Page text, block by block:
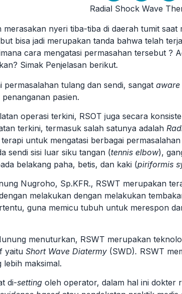
merasakan nyeri tiba-tiba di daerah tumit saat
bisa jadi merupakan tanda bahwa telah
cara mengatasi permasahan tersebut ?
Simak Penjelasan berikut.
permasalahan tulang dan sendi, sangat aware
pasien.
operasi terkini, RSOT juga secara
terkini, termasuk salah satunya adalah
untuk mengatasi berbagai
sendi sisi luar siku tangan (tennis elbow),
belakang paha, betis, dan kaki (piriformis
Nugroho, Sp.KFR., RSWT merupakan
melakukan dengan melakukan
guna memicu tubuh untuk merespon
menuturkan, RSWT merupakan
yaitu Short Wave Diatermy (SWD). RSWT
lebih maksimal.
di-setting oleh operator, dalam hal ini dokter